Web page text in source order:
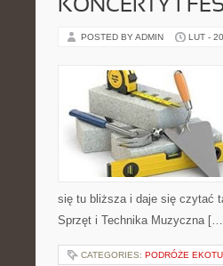
KONCERTY I
POSTED BY ADMIN LUT -
się tu bliższa i daje się czytać
Sprzęt i Technika Muzyczna
CATEGORIES: PODRÓŻE